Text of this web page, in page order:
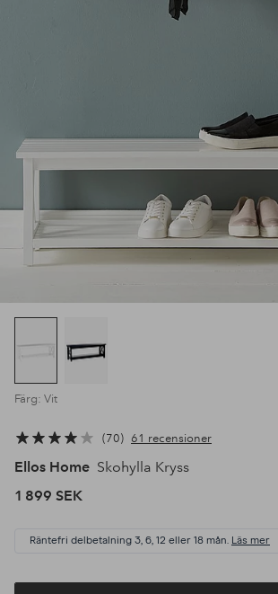
Färg: Vit
70 61 recensioner
Ellos Home Skohylla Kryss
1 899 SEK
Räntefri delbetalning 3, 6, 12 eller 18 mån. Läs mer